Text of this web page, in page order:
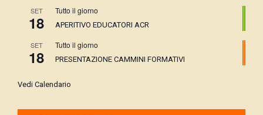
SET
18
Tutto il giorno
APERITIVO EDUCATORI ACR
SET
18
Tutto il giorno
PRESENTAZIONE CAMMINI FORMATIVI
Vedi Calendario